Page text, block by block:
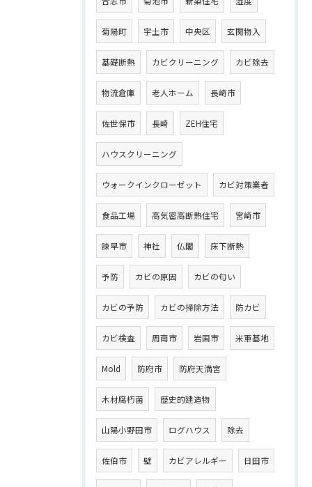
菊陽町 宇土市 中央区 玄関物入
基礎断熱 カビクリーニング カビ除去
物流倉庫 老人ホーム 長崎市
佐世保市 長崎 ZEH住宅
ハウスクリーニング
ウォークインクローゼット カビ対策業者
食品工場 高気密高断熱住宅 宮崎市
諫早市 神社 仏閣 床下断熱
予防 カビの原因 カビの匂い
カビの予防 カビの掃除方法 防カビ
カビ検査 周南市 岩国市 米軍基地
Mold 防府市 防府天満宮
木材腐朽菌 歴史的建造物
山陽小野田市 ログハウス 除去
佐伯市 壁 カビアレルギー 日田市